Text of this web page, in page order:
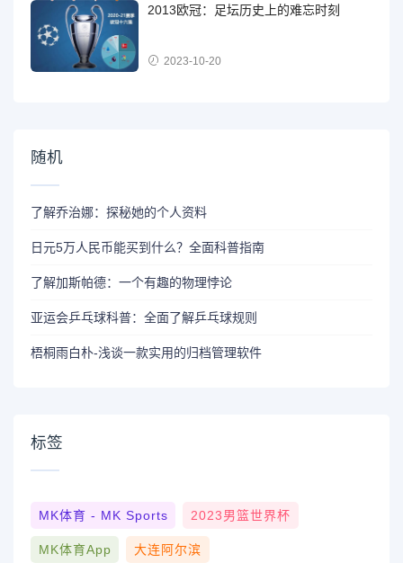
2013欧冠：足坛历史上的难忘时刻
2023-10-20
随机
了解乔治娜：探秘她的个人资料
日元5万人民币能买到什么？全面科普指南
了解加斯帕德：一个有趣的物理悖论
亚运会乒乓球科普：全面了解乒乓球规则
梧桐雨白朴-浅谈一款实用的归档管理软件
标签
MK体育 - MK Sports 2023男篮世界杯
MK体育App 大连阿尔滨